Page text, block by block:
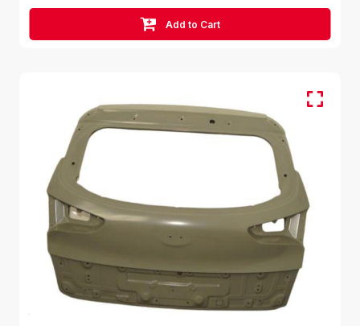
Add to Cart
Багажник
HYUNDAI TUCSON